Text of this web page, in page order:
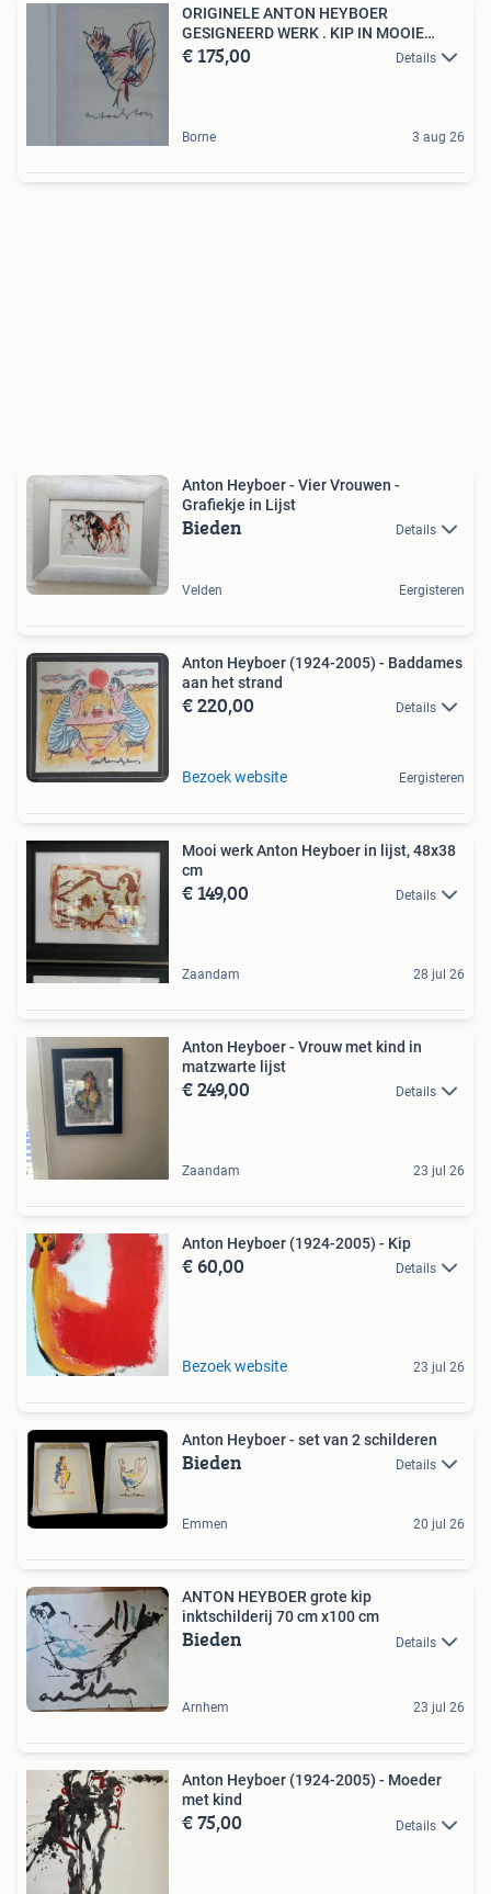
ORIGINELE ANTON HEYBOER
GESIGNEERD WERK . KIP IN MOOIE
BAKLI
€ 175,00 Details
Borne 3 aug 26
Anton Heyboer - Vier Vrouwen -
Grafiekje in Lijst
Bieden Details
Velden Eergisteren
Anton Heyboer (1924-2005) - Baddames
aan het strand
€ 220,00 Details
Bezoek website Eergisteren
Mooi werk Anton Heyboer in lijst, 48x38
cm
€ 149,00 Details
Zaandam 28 jul 26
Anton Heyboer - Vrouw met kind in
matzwarte lijst
€ 249,00 Details
Zaandam 23 jul 26
Anton Heyboer (1924-2005) - Kip
€ 60,00 Details
Bezoek website 23 jul 26
Anton Heyboer - set van 2 schilderen
Bieden Details
Emmen 20 jul 26
ANTON HEYBOER grote kip
inktschilderij 70 cm x100 cm
Bieden Details
Arnhem 23 jul 26
Anton Heyboer (1924-2005) - Moeder
met kind
€ 75,00 Details